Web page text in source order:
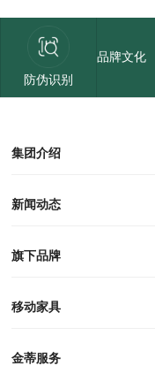
防伪识别
品牌文化
集团介绍
集团介绍
企业文化
人才招聘
商学院
VR全景展厅
董事长介绍
新闻动态
旗下品牌
品牌文化
荣誉资质
产品专利
电子画册
移动家具
迪尚
西瑞
洛斯
里奥
洛卡
美舍
新古典
纯美
金蒂服务